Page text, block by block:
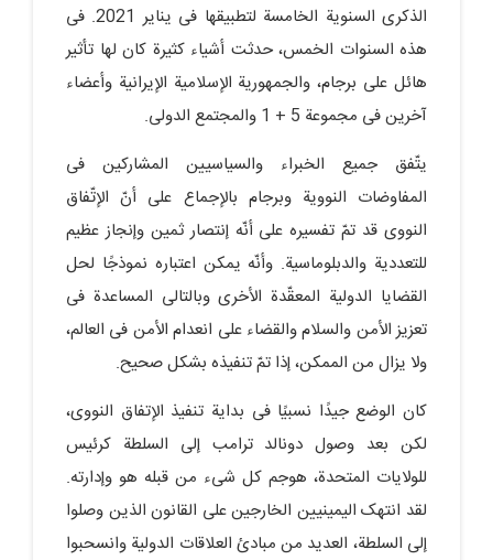
الذکرى السنویة الخامسة لتطبیقها فی ینایر 2021. فی
هذه السنوات الخمس، حدثت أشیاء کثیرة کان لها تأثیر
هائل على برجام، والجمهوریة الإسلامیة الإیرانیة وأعضاء
آخرین فی مجموعة 5 + 1 والمجتمع الدولی.
یتّفق جمیع الخبراء والسیاسیین المشارکین فی
المفاوضات النوویة وبرجام بالإجماع على أنّ الإتّفاق
النووی قد تمّ تفسیره على أنّه إنتصار ثمین وإنجاز عظیم
للتعددیة والدبلوماسیة. وأنّه یمکن اعتباره نموذجًا لحل
القضایا الدولیة المعقّدة الأخرى وبالتالی المساعدة فی
تعزیز الأمن والسلام والقضاء على انعدام الأمن فی العالم،
ولا یزال من الممکن، إذا تمّ تنفیذه بشکل صحیح.
کان الوضع جیدًا نسبیًا فی بدایة تنفیذ الإتفاق النووی،
لکن بعد وصول دونالد ترامب إلى السلطة کرئیس
للولایات المتحدة، هوجم کل شیء من قبله هو وإدارته.
لقد انتهک الیمینیین الخارجین على القانون الذین وصلوا
إلى السلطة، العدید من مبادئ العلاقات الدولیة وانسحبوا